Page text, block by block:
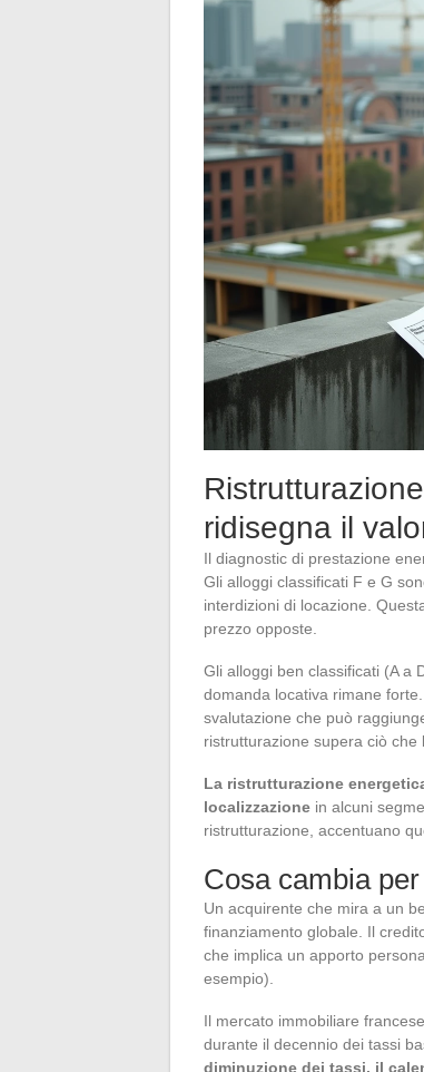
ridisegna il
Il diagnostic di prestazione
Gli alloggi classificati F e G
interdizioni di locazione.
prezzo opposte.
Gli alloggi ben classificati (A a
domanda locativa rimane
svalutazione che può
ristrutturazione supera ciò che
La ristrutturazione
localizzazione in alcuni
ristrutturazione, accentuano
Cosa cambia
Un acquirente che mira a un
finanziamento globale. Il
che implica un apporto
esempio).
Il mercato immobiliare
durante il decennio dei tassi
diminuzione dei tassi, il